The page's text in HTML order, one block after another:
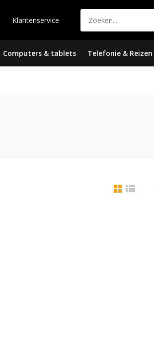
Klantenservice
Computers & tablets Telefonie & Reizen